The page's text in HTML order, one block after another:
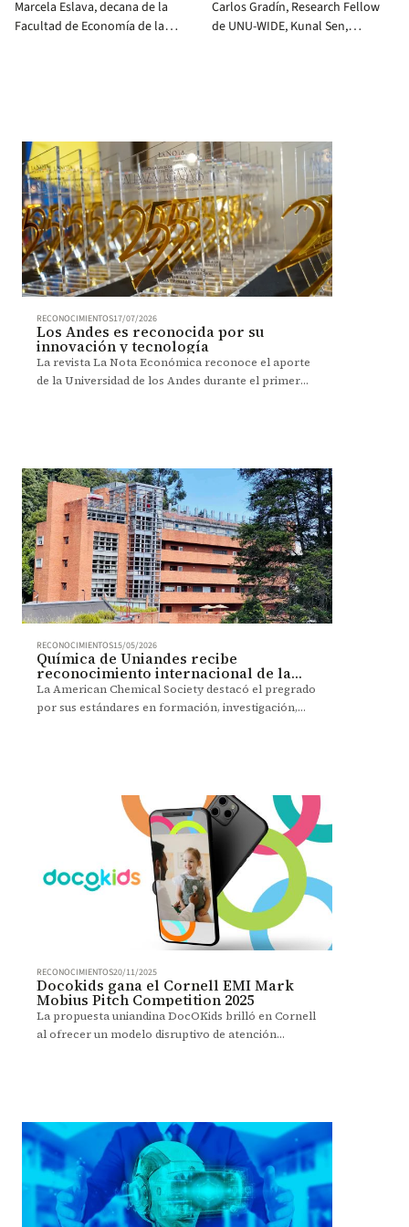
Marcela Eslava, decana de la
Facultad de Economía de la
Carlos Gradín, Research Fellow
de UNU-WIDE, Kunal Sen,
este importante evento que
duro 3 días.
RECONOCIMIENTOS17/07/2026
Los Andes es reconocida por su
innovación y tecnología
La revista La Nota Económica reconoce el aporte
de la Universidad de los Andes durante el primer
RECONOCIMIENTOS15/05/2026
Química de Uniandes recibe
reconocimiento internacional de la
ACS
La American Chemical Society destacó el pregrado
por sus estándares en formación, investigación,
RECONOCIMIENTOS20/11/2025
Docokids gana el Cornell EMI Mark
Mobius Pitch Competition 2025
La propuesta uniandina DocOKids brilló en Cornell
al ofrecer un modelo disruptivo de atención